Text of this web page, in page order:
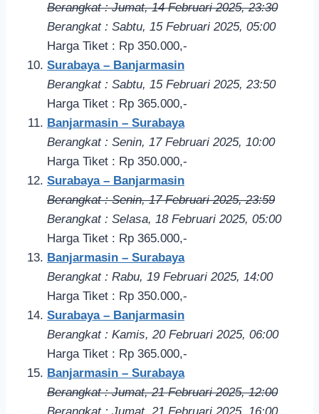
Berangkat : Jumat, 14 Februari 2025, 23:30
Berangkat : Sabtu, 15 Februari 2025, 05:00
Harga Tiket : Rp 350.000,-
Surabaya – Banjarmasin
Berangkat : Sabtu, 15 Februari 2025, 23:50
Harga Tiket : Rp 365.000,-
Banjarmasin – Surabaya
Berangkat : Senin, 17 Februari 2025, 10:00
Harga Tiket : Rp 350.000,-
Surabaya – Banjarmasin
Berangkat : Senin, 17 Februari 2025, 23:59
Berangkat : Selasa, 18 Februari 2025, 05:00
Harga Tiket : Rp 365.000,-
Banjarmasin – Surabaya
Berangkat : Rabu, 19 Februari 2025, 14:00
Harga Tiket : Rp 350.000,-
Surabaya – Banjarmasin
Berangkat : Kamis, 20 Februari 2025, 06:00
Harga Tiket : Rp 365.000,-
Banjarmasin – Surabaya
Berangkat : Jumat, 21 Februari 2025, 12:00